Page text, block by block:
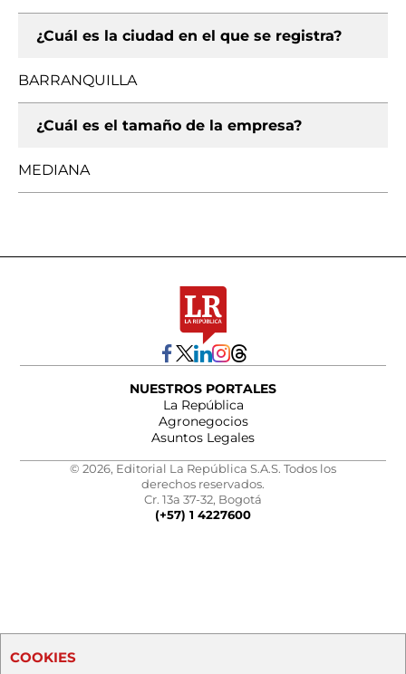
¿Cuál es la ciudad en el que se registra?
BARRANQUILLA
¿Cuál es el tamaño de la empresa?
MEDIANA
NUESTROS PORTALES
La República
Agronegocios
Asuntos Legales
© 2026, Editorial La República S.A.S. Todos los
derechos reservados.
Cr. 13a 37-32, Bogotá
(+57) 1 4227600
COOKIES